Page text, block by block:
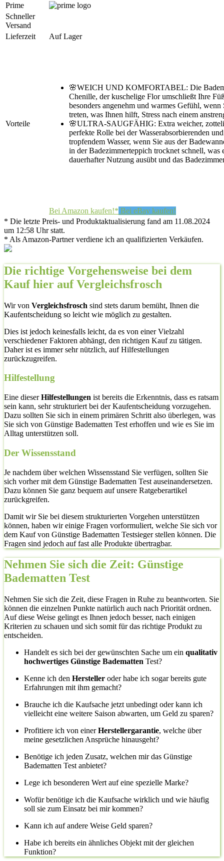
Prime
Schneller
Versand
Lieferzeit
Auf Lager
Vorteile
🌸WEICH UND KOMFORTABEL: Die
Chenille, der kuschelige Flor umschließt Ihre
besonders angenehm und warmes Gefühl,
treten, was Ihnen hilft, Stress nach einem
🌸ULTRA-SAUGFÄHIG: Extra weicher,
perfekte Rolle bei der Wasserabsorbierenden
tropfendem Wasser, wenn Sie aus der
in der Badezimmerteppich trocknet schnell, was
dauerhafter Nutzung ausübt und das
Bei Amazon kaufen!* Bei eBay kaufen!
* Die letzte Preis- und Produktaktualisierung fand am 11.08.2024
um 12:58 Uhr statt.
* Als Amazon-Partner verdiene ich an qualifizierten Verkäufen.
Die richtige Vorgehensweise bei dem
Kauf hier auf Vergleichsfrosch
Wir von Vergleichsfrosch sind stets darum bemüht, Ihnen die
Kaufentscheidung so leicht wie möglich zu gestalten.
Dies ist jedoch keinesfalls leicht, da es von einer Vielzahl
verschiedener Faktoren abhängt, den richtigen Kauf zu tätigen.
Daher ist es immer sehr nützlich, auf Hilfestellungen
zurückzugreifen.
Hilfestellung
Eine dieserHilfestellungen ist bereits die Erkenntnis, dass es ratsam
sein kann, sehr strukturiert bei der Kaufentscheidung vorzugehen.
Dazu sollten Sie sich in einem primären Schritt also überlegen, was
Sie sich von Günstige Badematten Test erhoffen und wie es Sie im
Alltag unterstützen soll.
Der Wissensstand
Je nachdem über welchen Wissensstand Sie verfügen, sollten Sie
sich vorher mit dem Günstige Badematten Test auseinandersetzen.
Dazu können Sie ganz bequem auf unsere Ratgeberartikel
zurückgreifen.
Damit wir Sie bei diesem strukturierten Vorgehen unterstützen
können, haben wir einige Fragen vorformuliert, welche Sie sich vor
dem Kauf von Günstige Badematten Testsieger stellen können. Die
Fragen sind jedoch auf fast alle Produkte übertragbar.
Nehmen Sie sich die Zeit: Günstige
Badematten Test
Nehmen Sie sich die Zeit, diese Fragen in Ruhe zu beantworten. Sie
können die einzelnen Punkte natürlich auch nach Priorität ordnen.
Auf diese Weise gelingt es Ihnen jedoch besser, nach einigen
Kriterien zu schauen und sich somit für das richtige Produkt zu
entscheiden.
Handelt es sich bei der gewünschten Sache um ein qualitativ
hochwertiges Günstige Badematten Test?
Kenne ich den Hersteller oder habe ich sogar bereits gute
Erfahrungen mit ihm gemacht?
Brauche ich die Kaufsache jetzt unbedingt oder kann ich
vielleicht eine weitere Saison abwarten, um Geld zu sparen?
Profitiere ich von einerHerstellergarantie, welche über
meine gesetzlichen Ansprüche hinausgeht?
Benötige ich jeden Zusatz, welchen mir das Günstige
Badematten Test anbietet?
Lege ich besonderen Wert auf eine spezielle Marke?
Wofür benötige ich die Kaufsache wirklich und wie häufig
soll sie zum Einsatz bei mir kommen?
Kann ich auf andere Weise Geld sparen?
Habe ich bereits ein ähnliches Objekt mit der gleichen
Funktion?